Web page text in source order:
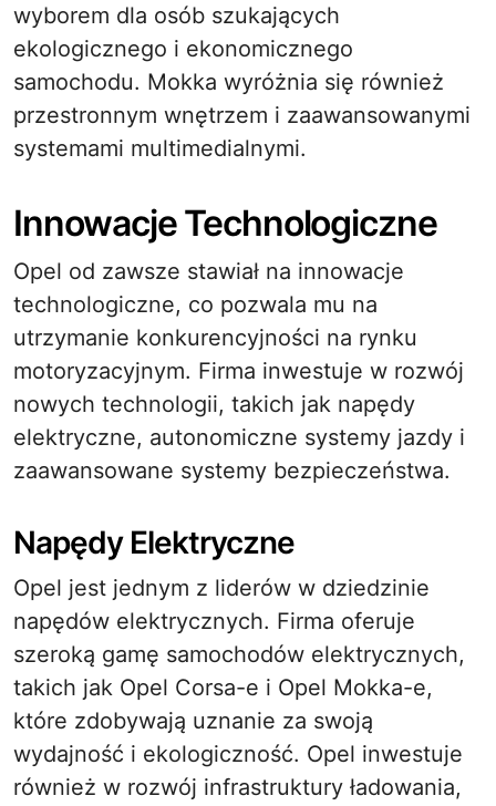
wyborem dla osób szukających
ekologicznego i ekonomicznego
samochodu. Mokka wyróżnia się również
przestronnym wnętrzem i zaawansowanymi
systemami multimedialnymi.
Innowacje Technologiczne
Opel od zawsze stawiał na innowacje
technologiczne, co pozwala mu na
utrzymanie konkurencyjności na rynku
motoryzacyjnym. Firma inwestuje w rozwój
nowych technologii, takich jak napędy
elektryczne, autonomiczne systemy jazdy i
zaawansowane systemy bezpieczeństwa.
Napędy Elektryczne
Opel jest jednym z liderów w dziedzinie
napędów elektrycznych. Firma oferuje
szeroką gamę samochodów elektrycznych,
takich jak Opel Corsa-e i Opel Mokka-e,
które zdobywają uznanie za swoją
wydajność i ekologiczność. Opel inwestuje
również w rozwój infrastruktury ładowania,